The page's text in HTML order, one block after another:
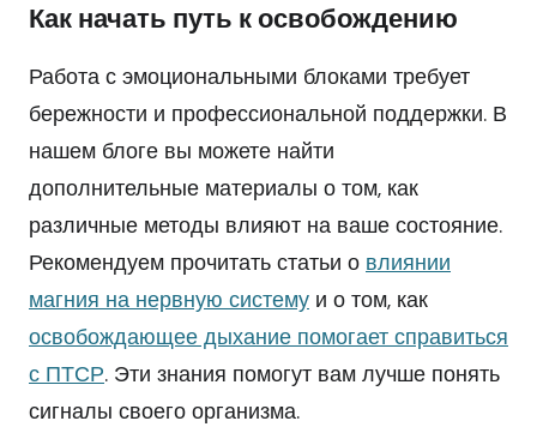
Как начать путь к освобождению
Работа с эмоциональными блоками требует
бережности и профессиональной поддержки. В
нашем блоге вы можете найти
дополнительные материалы о том, как
различные методы влияют на ваше состояние.
Рекомендуем прочитать статьи о влиянии
магния на нервную систему и о том, как
освобождающее дыхание помогает справиться
с ПТСР. Эти знания помогут вам лучше понять
сигналы своего организма.